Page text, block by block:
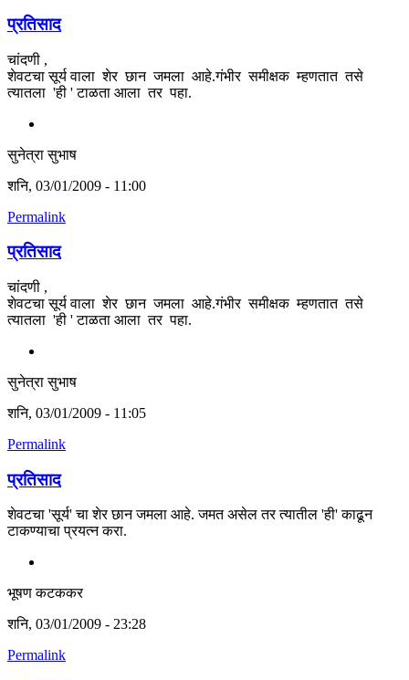
प्रतिसाद
चांदणी ,
शेवटचा सूर्य वाला शेर छान जमला आहे.गंभीर समीक्षक म्हणतात तसे
त्यातला 'ही ' टाळता आला तर पहा.
सुनेत्रा सुभाष
शनि, 03/01/2009 - 11:00
Permalink
प्रतिसाद
चांदणी ,
शेवटचा सूर्य वाला शेर छान जमला आहे.गंभीर समीक्षक म्हणतात तसे
त्यातला 'ही ' टाळता आला तर पहा.
सुनेत्रा सुभाष
शनि, 03/01/2009 - 11:05
Permalink
प्रतिसाद
शेवटचा 'सूर्य' चा शेर छान जमला आहे. जमत असेल तर त्यातील 'ही' काढून
टाकण्याचा प्रयत्न करा.
भूषण कटककर
शनि, 03/01/2009 - 23:28
Permalink